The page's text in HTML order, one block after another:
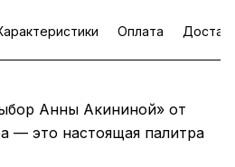
Оплата
Анны Акининой» от
— это настоящая палитра